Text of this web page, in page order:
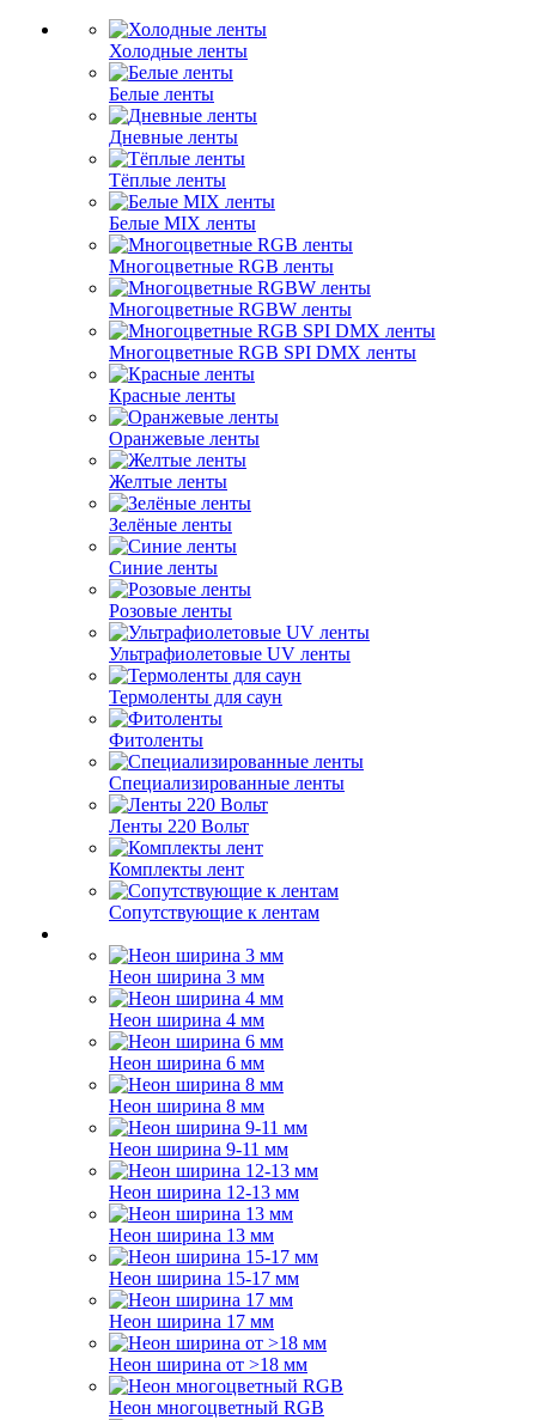
Холодные ленты
Белые ленты
Дневные ленты
Тёплые ленты
Белые MIX ленты
Многоцветные RGB ленты
Многоцветные RGBW ленты
Многоцветные RGB SPI DMX ленты
Красные ленты
Оранжевые ленты
Желтые ленты
Зелёные ленты
Синие ленты
Розовые ленты
Ультрафиолетовые UV ленты
Термоленты для саун
Фитоленты
Специализированные ленты
Ленты 220 Вольт
Комплекты лент
Сопутствующие к лентам
Неон ширина 3 мм
Неон ширина 4 мм
Неон ширина 6 мм
Неон ширина 8 мм
Неон ширина 9-11 мм
Неон ширина 12-13 мм
Неон ширина 13 мм
Неон ширина 15-17 мм
Неон ширина 17 мм
Неон ширина от >18 мм
Неон многоцветный RGB